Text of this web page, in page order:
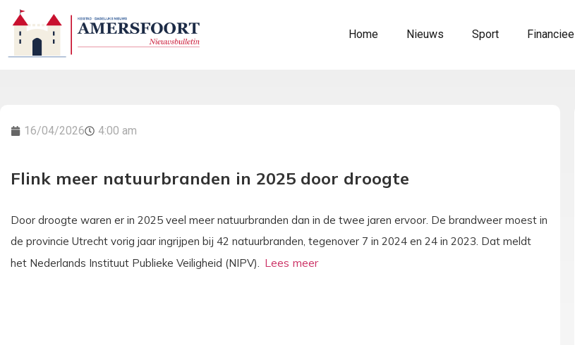
Home Nieuws Sport Financieel
16/04/2026 4:00 am
Flink meer natuurbranden in 2025 door droogte
Door droogte waren er in 2025 veel meer natuurbranden dan in de twee jaren ervoor. De brandweer moest in
de provincie Utrecht vorig jaar ingrijpen bij 42 natuurbranden, tegenover 7 in 2024 en 24 in 2023. Dat meldt
het Nederlands Instituut Publieke Veiligheid (NIPV).